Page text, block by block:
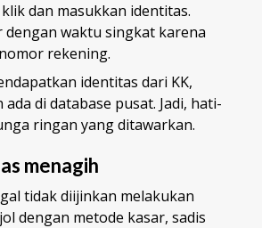
dan masukkan identitas.
dengan waktu singkat karena
rekening.
identitas dari KK,
ada di database pusat. Jadi, hati-
ringan yang ditawarkan.
menagih
tidak diijinkan melakukan
dengan metode kasar, sadis